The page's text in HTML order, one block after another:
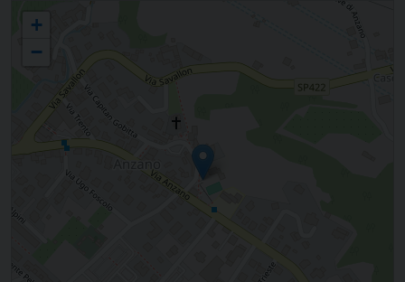
ANZANO Santi Vito e Modesto Martiri
+
−